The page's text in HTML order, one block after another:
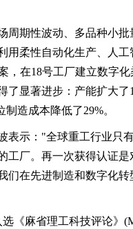
周期性波动、多品种小批
用柔性自动化生产、人工
，在18号工厂建立数字
了显著进步：产能扩大了
造成本降低了29%。
表示："全球重工行业只
工厂。再一次获得认证是
们在先进制造和数字化转
《麻省理工科技评论》